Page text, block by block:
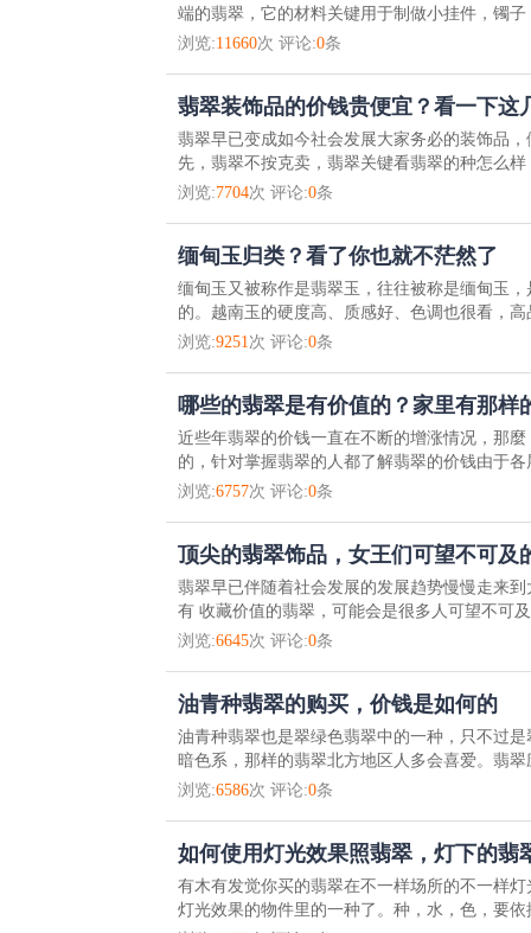
端的翡翠，它的材料关键用于制做小挂件，镯
浏览:11660次 评论:0条
翡翠装饰品的价钱贵便宜？看一下这
翡翠早已变成如今社会发展大家务必的装饰品
先，翡翠不按克卖，翡翠关键看翡翠的种怎么
浏览:7704次 评论:0条
缅甸玉归类？看了你也就不茫然了
缅甸玉又被称作是翡翠玉，往往被称是缅甸玉
的。越南玉的硬度高、质感好、色调也很看，
浏览:9251次 评论:0条
哪些的翡翠是有价值的？家里有那样
近些年翡翠的价钱一直在不断的增涨情况，那
的，针对掌握翡翠的人都了解翡翠的价钱由于
浏览:6757次 评论:0条
顶尖的翡翠饰品，女王们可望不可及
翡翠早已伴随着社会发展的发展趋势慢慢走来
有 收藏价值的翡翠，可能会是很多人可望不可
浏览:6645次 评论:0条
油青种翡翠的购买，价钱是如何的
油青种翡翠也是翠绿色翡翠中的一种，只不过
暗色系，那样的翡翠北方地区人多会喜爱。翡
浏览:6586次 评论:0条
如何使用灯光效果照翡翠，灯下的翡
有木有发觉你买的翡翠在不一样场所的不一样
灯光效果的物件里的一种了。种，水，色，要